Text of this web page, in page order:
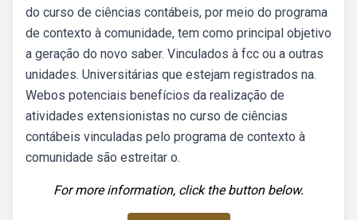
do curso de ciências contábeis, por meio do programa
de contexto à comunidade, tem como principal objetivo
a geração do novo saber. Vinculados à fcc ou a outras
unidades. Universitárias que estejam registrados na.
Webos potenciais benefícios da realização de
atividades extensionistas no curso de ciências
contábeis vinculadas pelo programa de contexto à
comunidade são estreitar o.
For more information, click the button below.